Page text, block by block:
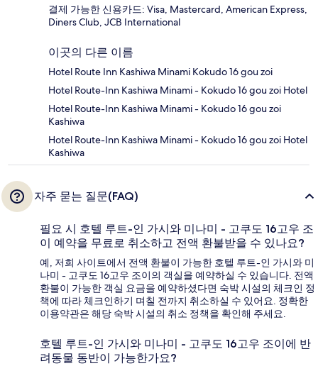
결제 가능한 신용카드: Visa, Mastercard, American Express,
Diners Club, JCB International
이곳의 다른 이름
Hotel Route Inn Kashiwa Minami Kokudo 16 gou zoi
Hotel Route-Inn Kashiwa Minami - Kokudo 16 gou zoi Hotel
Hotel Route-Inn Kashiwa Minami - Kokudo 16 gou zoi
Kashiwa
Hotel Route-Inn Kashiwa Minami - Kokudo 16 gou zoi Hotel
Kashiwa
자주 묻는 질문(FAQ)
필요 시 호텔 루트-인 가시와 미나미 - 고쿠도 16고우 조
이 예약을 무료로 취소하고 전액 환불받을 수 있나요?
예, 저희 사이트에서 전액 환불이 가능한 호텔 루트-인 가시와 미
나미 - 고쿠도 16고우 조이의 객실을 예약하실 수 있습니다. 전액
환불이 가능한 객실 요금을 예약하셨다면 숙박 시설의 체크인 정
책에 따라 체크인하기 며칠 전까지 취소하실 수 있어요. 정확한
이용약관은 해당 숙박 시설의 취소 정책을 확인해 주세요.
호텔 루트-인 가시와 미나미 - 고쿠도 16고우 조이에 반
려동물 동반이 가능한가요?